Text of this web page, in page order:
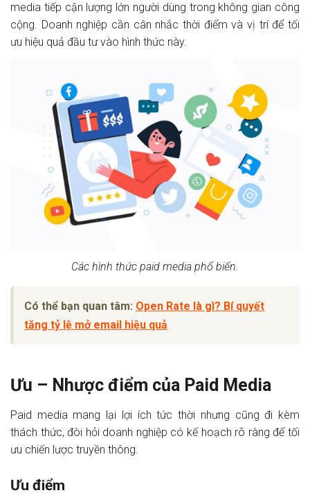
media tiếp cận lượng lớn người dùng trong không gian công
cộng. Doanh nghiệp cần cân nhắc thời điểm và vị trí để tối
ưu hiệu quả đầu tư vào hình thức này.
Các hình thức paid media phổ biến.
Có thể bạn quan tâm: Open Rate là gì? Bí quyết
tăng tỷ lệ mở email hiệu quả
Ưu – Nhược điểm của Paid Media
Paid media mang lại lợi ích tức thời nhưng cũng đi kèm
thách thức, đòi hỏi doanh nghiệp có kế hoạch rõ ràng để tối
ưu chiến lược truyền thông.
Ưu điểm